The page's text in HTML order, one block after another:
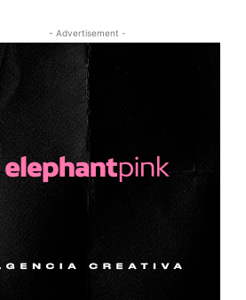
- Advertisement -